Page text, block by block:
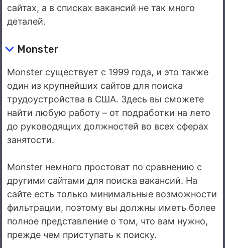
сайтах, а в списках вакансий не так много
деталей.
Monster
Monster существует с 1999 года, и это также
один из крупнейших сайтов для поиска
трудоустройства в США. Здесь вы сможете
найти любую работу – от подработки на лето
до руководящих должностей во всех сферах
занятости.
Monster немного простоват по сравнению с
другими сайтами для поиска вакансий. На
сайте есть только минимальные возможности
фильтрации, поэтому вы должны иметь более
полное представление о том, что вам нужно,
прежде чем приступать к поиску.